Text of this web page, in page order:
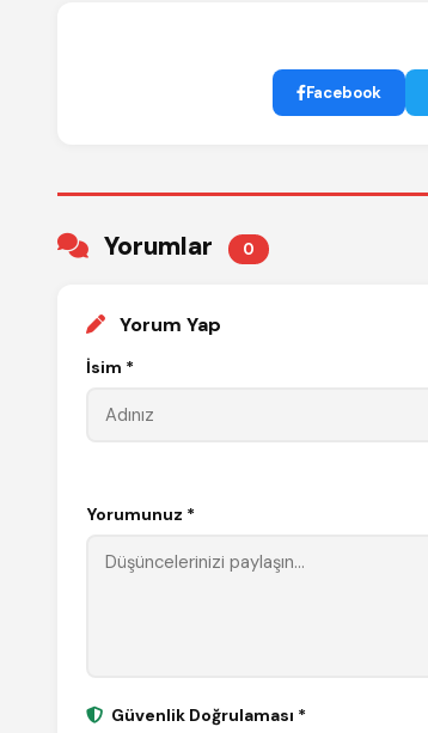
Facebook
Yorumlar 0
Yorum Yap
İsim *
Yorumunuz *
Güvenlik Doğrulaması *